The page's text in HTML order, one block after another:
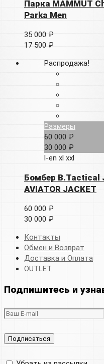
Парка MAMMUT
Parka Men
35 000 ₽
17 500 ₽
Распродажа!
Размеры
60 000 ₽
30 000 ₽
l-en xl xxl
Бомбер B.Tactical
AVIATOR JACKET
60 000 ₽
30 000 ₽
Контакты
Обмен и Возврат
Доставка и Оплата
OUTLET
Подпишитесь и